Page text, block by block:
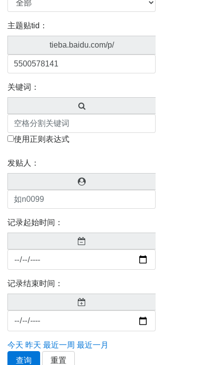
主题贴tid：
tieba.baidu.com/p/
关键词：
使用正则表达式
发贴人：
记录起始时间：
记录结束时间：
今天 昨天 最近一周 最近一月
查询
重置